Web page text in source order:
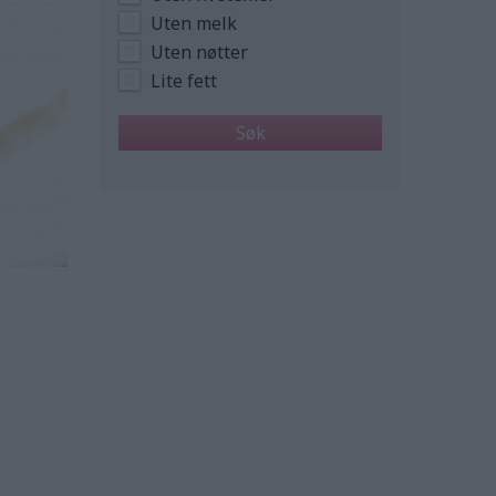
Uten melk
Uten nøtter
Lite fett